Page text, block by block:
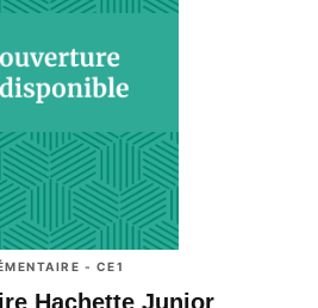
- CE1
Hachette Junior